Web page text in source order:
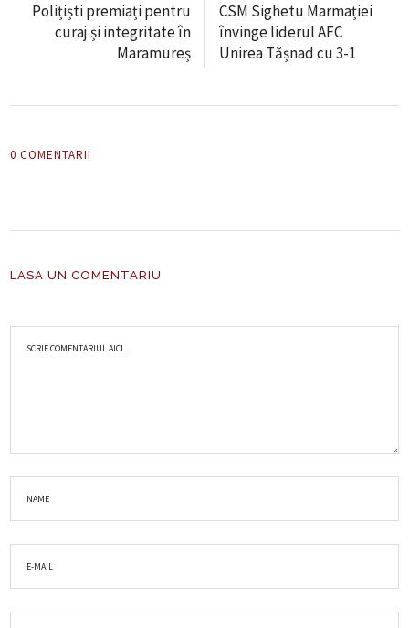
Polițiști premiați pentru
curaj și integritate în
Maramureș
CSM Sighetu Marmației
învinge liderul AFC
Unirea Tășnad cu 3-1
0 COMENTARII
LASA UN COMENTARIU